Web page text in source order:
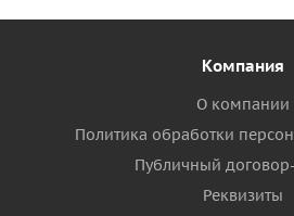
Компания
О компании
Политика обработки
Публичный
Реквизиты